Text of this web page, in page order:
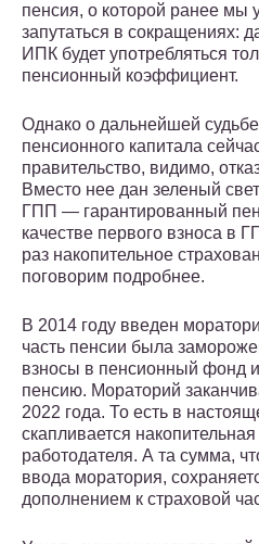
пенсия, о которой ранее мы
запутаться в сокращениях:
ИПК будет употребляться
пенсионный коэффициент.
Однако о дальнейшей
пенсионного капитала
правительство, видимо,
Вместо нее дан зеленый
ГПП — гарантированный
качестве первого взноса в
раз накопительное
поговорим подробнее.
В 2014 году введен
часть пенсии была
взносы в пенсионный фонд
пенсию. Мораторий
2022 года. То есть в
скапливается
работодателя. А та сумма,
ввода моратория,
дополнением к страховой